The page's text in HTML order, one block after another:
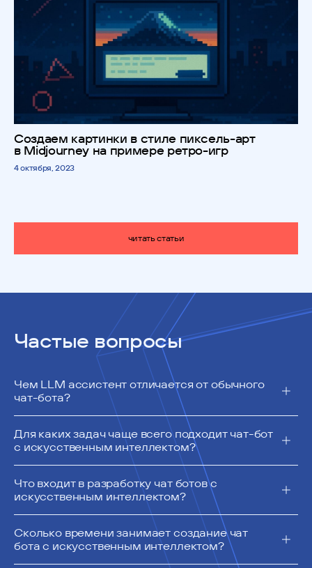
Создаем картинки в стиле пиксель-арт
в Midjourney на примере ретро-игр
4 октября, 2023
читать статьи
Частые вопросы
Чем LLM ассистент отличается от обычного
чат-бота?
Для каких задач чаще всего подходит чат-бот
с искусственным интеллектом?
Что входит в разработку чат ботов с
искусственным интеллектом?
Сколько времени занимает создание чат
бота с искусственным интеллектом?